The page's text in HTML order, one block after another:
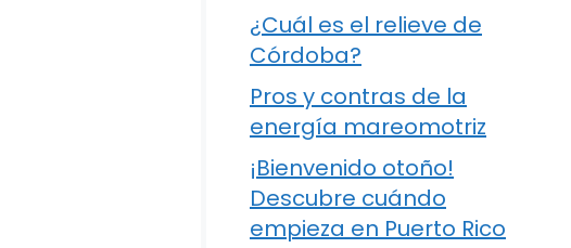
¿Cuál es el relieve de
Córdoba?
Pros y contras de la
energía mareomotriz
¡Bienvenido otoño!
Descubre cuándo
empieza en Puerto Rico